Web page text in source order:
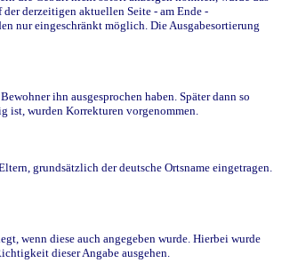
derzeitigen aktuellen Seite - am Ende -
nur eingeschränkt möglich. Die Ausgabesortierung
ihn ausgesprochen haben. Später dann so
ist, wurden Korrekturen vorgenommen.
grundsätzlich der deutsche Ortsname eingetragen.
wenn diese auch angegeben wurde. Hierbei wurde
dieser Angabe ausgehen.